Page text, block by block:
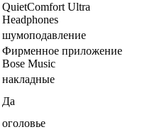
QuietComfort Ultra
Headphones
шумоподавление
Фирменное приложение
Bose Music
накладные
Да
оголовье